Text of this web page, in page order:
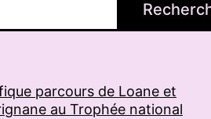
parcours de Loane et
au Trophée national